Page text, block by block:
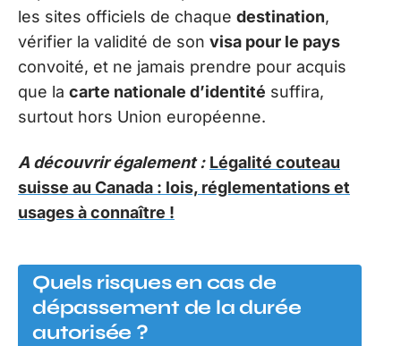
les sites officiels de chaque destination,
vérifier la validité de son visa pour le pays
convoité, et ne jamais prendre pour acquis
que la carte nationale d’identité suffira,
surtout hors Union européenne.
A découvrir également : Légalité couteau
suisse au Canada : lois, réglementations et
usages à connaître !
Quels risques en cas de
dépassement de la durée
autorisée ?